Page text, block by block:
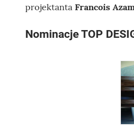
projektanta Francois
Nominacje TOP